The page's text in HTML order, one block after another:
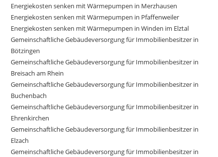
Energiekosten senken mit Wärmepumpen in Merzhausen
Energiekosten senken mit Wärmepumpen in Pfaffenweiler
Energiekosten senken mit Wärmepumpen in Winden im Elztal
Gemeinschaftliche Gebäudeversorgung für Immobilienbesitzer in
Bötzingen
Gemeinschaftliche Gebäudeversorgung für Immobilienbesitzer in
Breisach am Rhein
Gemeinschaftliche Gebäudeversorgung für Immobilienbesitzer in
Buchenbach
Gemeinschaftliche Gebäudeversorgung für Immobilienbesitzer in
Ehrenkirchen
Gemeinschaftliche Gebäudeversorgung für Immobilienbesitzer in
Elzach
Gemeinschaftliche Gebäudeversorgung für Immobilienbesitzer in